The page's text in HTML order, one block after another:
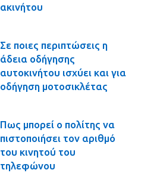
ακινήτου
Σε ποιες περιπτώσεις η
άδεια οδήγησης
αυτοκινήτου ισχύει και για
οδήγηση μοτοσικλέτας
Πως μπορεί ο πολίτης να
πιστοποιήσει τον αριθμό
του κινητού του
τηλεφώνου